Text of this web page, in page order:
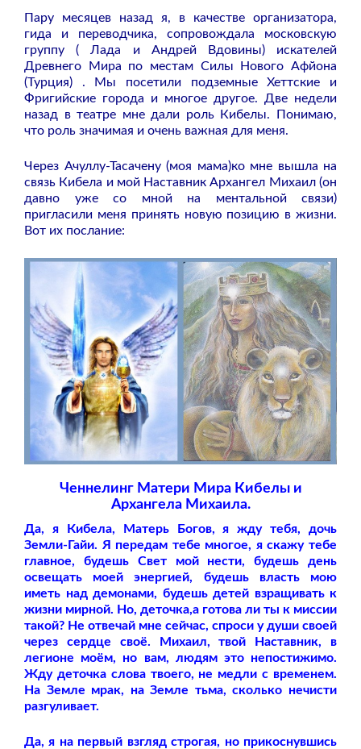
Пару месяцев назад я, в качестве организатора,
гида и переводчика, сопровождала московскую
группу ( Лада и Андрей Вдовины) искателей
Древнего Мира по местам Силы Нового Афйона
(Турция) . Мы посетили подземные Хеттские и
Фригийские города и многое другое. Две недели
назад в театре мне дали роль Кибелы. Понимаю,
что роль значимая и очень важная для меня.
Через Ачуллу-Тасачену (моя мама)ко мне вышла на
связь Кибела и мой Наставник Архангел Михаил (он
давно уже со мной на ментальной связи)
пригласили меня принять новую позицию в жизни.
Вот их послание:
Ченнелинг Матери Мира Кибелы и
Архангела Михаила.
Да, я Кибела, Матерь Богов, я жду тебя, дочь
Земли-Гайи. Я передам тебе многое, я скажу тебе
главное, будешь Свет мой нести, будешь день
освещать моей энергией, будешь власть мою
иметь над демонами, будешь детей взращивать к
жизни мирной. Но, деточка,а готова ли ты к миссии
такой? Не отвечай мне сейчас, спроси у души своей
через сердце своё. Михаил, твой Наставник, в
легионе моём, но вам, людям это непостижимо.
Жду деточка слова твоего, не медли с временем.
На Земле мрак, на Земле тьма, сколько нечисти
разгуливает.
Да, я на первый взгляд строгая, но прикоснувшись